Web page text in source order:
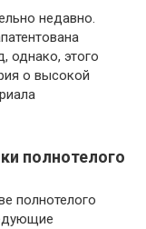
недавно.
однако, этого
о высокой
полнотелого
полнотелого